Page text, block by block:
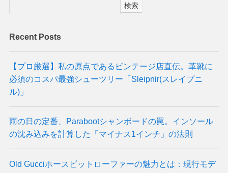
検索
Recent Posts
【プロ厳選】私の原点であるビンテージ店直伝。革靴に
必須のコスパ最強シューツリー「Sleipnir(スレイプニ
ル)」
雨の日の定番、Parabootシャンボードの罠。インソール
の沈み込みを計算した「マイナス1インチ」の法則
Old Gucciホースビットローファーの魅力とは：現行モデ